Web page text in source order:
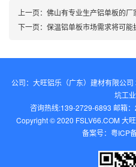
上一页： 佛山有专业生产铝单板的厂
下一页： 保温铝单板市场需求将可能
公司：大旺铝乐（广东）建材有限公
坑工
咨询热线:139-2729-6893 邮箱
Copyright © 2020 FSLV66.COM 大
备案号： 粤ICP